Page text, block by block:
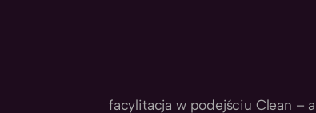
facylitacja w podejściu Clean –